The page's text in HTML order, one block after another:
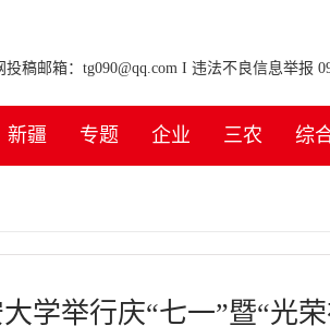
稿邮箱：tg090@qq.com I 违法不良信息举报
新疆 专题 企业 三农 综
学举行庆“七一”暨“光